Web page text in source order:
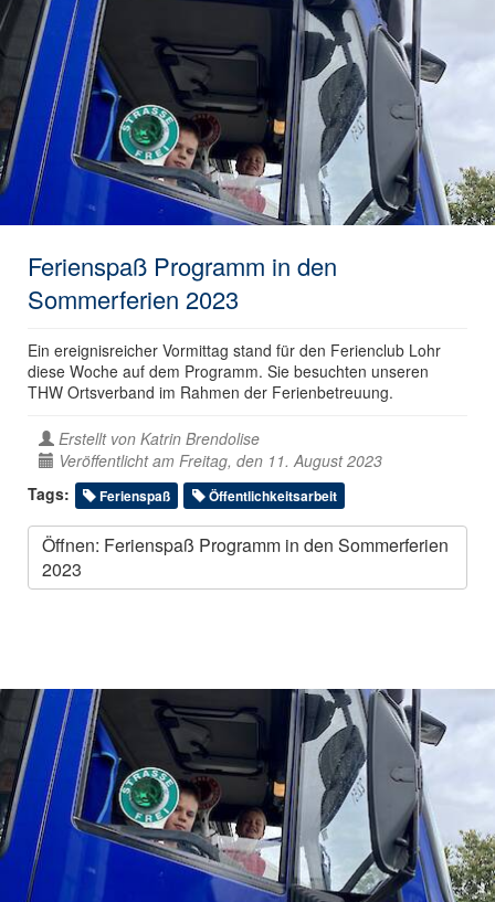
Ferienspaß Programm in den
Sommerferien 2023
Ein ereignisreicher Vormittag stand für den Ferienclub Lohr
diese Woche auf dem Programm. Sie besuchten unseren
THW Ortsverband im Rahmen der Ferienbetreuung.
Erstellt von Katrin Brendolise
Veröffentlicht am Freitag, den 11. August 2023
Tags:
Ferienspaß Öffentlichkeitsarbeit
Öffnen: Ferienspaß Programm in den Sommerferien
2023